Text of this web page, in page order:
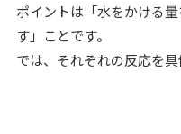
ポイントは「水をかける
す」ことです。
では、それぞれの反応を